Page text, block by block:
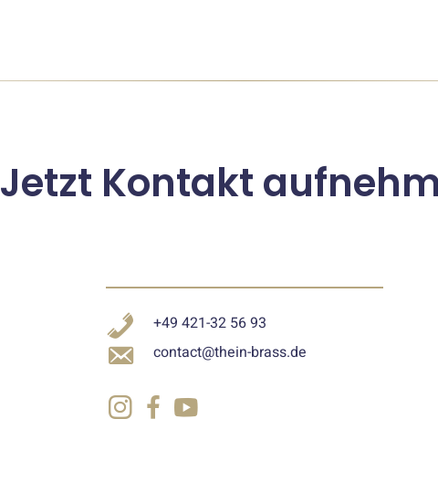
Jetzt Kontakt
+49 421-32 56 93
contact@thein-brass.de